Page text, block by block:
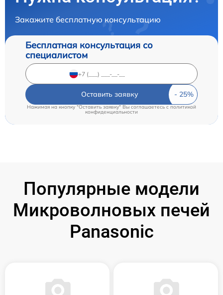
Закажите бесплатную консультацию
Бесплатная консультация со
специалистом
Оставить заявку
Нажимая на кнопку "Оставить заявку" Вы соглашаетесь cполитикой
конфиденциальности
Популярные модели
Микроволновых печей
Panasonic